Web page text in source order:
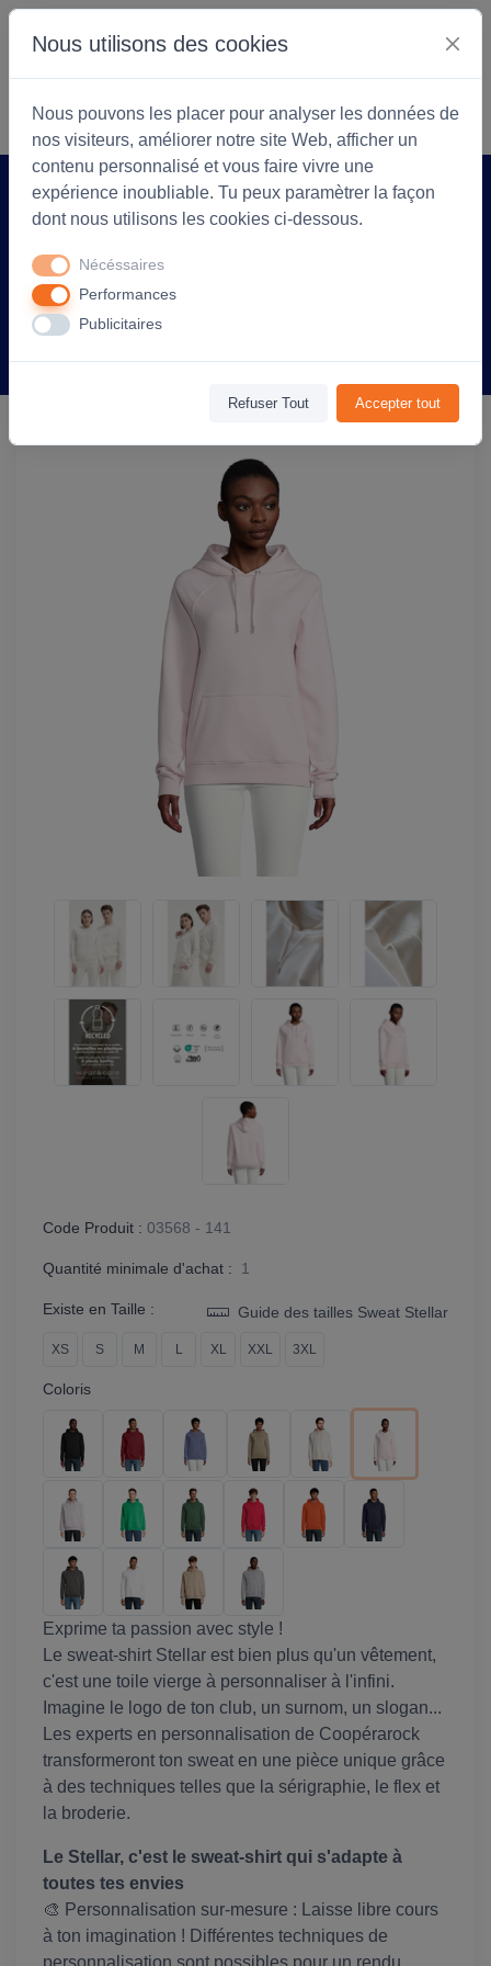
S'identifier Commencer
Accueil Coopérarock Produit
Stellar - Rose pâle
Code Produit : 03568 - 141
Quantité minimale d'achat : 1
Existe en Taille : Guide des tailles Sweat Stellar
XS S M L XL XXL 3XL
Coloris
Exprime ta passion avec style !
Le sweat-shirt Stellar est bien plus qu'un vêtement,
c'est une toile vierge à personnaliser à l'infini.
Imagine le logo de ton club, un surnom, un slogan...
Les experts en personnalisation de Coopérarock
transformeront ton sweat en une pièce unique grâce
à des techniques telles que la sérigraphie, le flex et
la broderie.
Le Stellar, c'est le sweat-shirt qui s'adapte à
toutes tes envies
🎨 Personnalisation sur-mesure : Laisse libre cours
à ton imagination ! Différentes techniques de
Nous utilisons des cookies
Nous pouvons les placer pour analyser les données de
nos visiteurs, améliorer notre site Web, afficher un
contenu personnalisé et vous faire vivre une
expérience inoubliable. Tu peux paramètrer la façon
dont nous utilisons les cookies ci-dessous.
Nécéssaires
Performances
Publicitaires
Refuser Tout Accepter tout